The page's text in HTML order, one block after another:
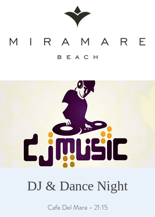
DJ & Dance Night
Cafe Del Mare - 21:15